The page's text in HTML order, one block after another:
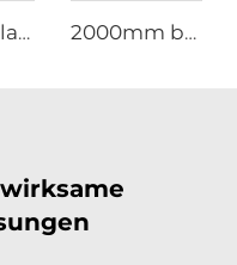
Kühlventilator für Geflügel Lüftungsventilator 2000mm beweglicher leiser 80-Zoll Pedestalventilator für Haushalte Produktionsstätten Restaurants 220V/380V Aluminium-Stehfußbodenventilator